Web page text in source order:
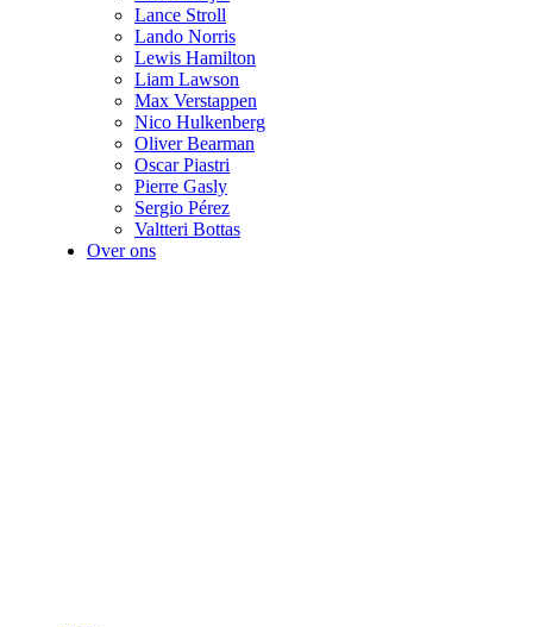
Lance Stroll
Lando Norris
Lewis Hamilton
Liam Lawson
Max Verstappen
Nico Hulkenberg
Oliver Bearman
Oscar Piastri
Pierre Gasly
Sergio Pérez
Valtteri Bottas
Over ons